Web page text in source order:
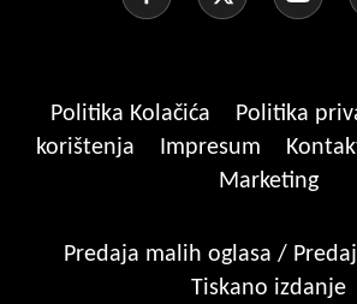
Politika Kolačića Politika
korištenja
Impresum
Marketing
Predaja malih oglasa /
Tiskano izdanje